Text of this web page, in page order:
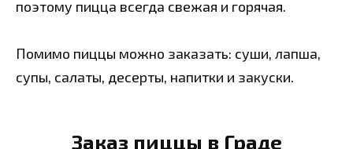
поэтому пицца всегда свежая и горячая.
Помимо пиццы можно заказать: суши, лапша,
супы, салаты, десерты, напитки и закуски.
Заказ пиццы в Граде